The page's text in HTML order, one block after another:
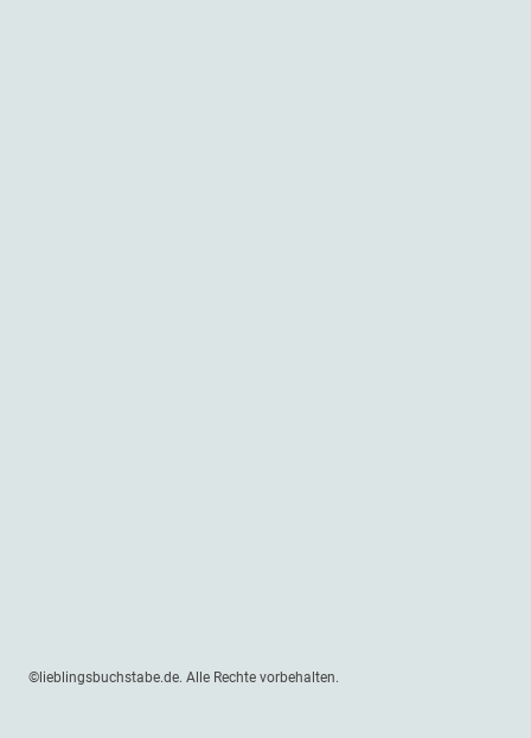
©lieblingsbuchstabe.de. Alle Rechte vorbehalten.